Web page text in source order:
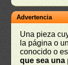
Advertencia
Una pieza
la página o
conocido o
que sea una